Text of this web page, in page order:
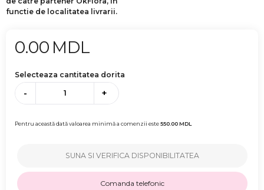
functie de localitatea livrarii.
0.00 MDL
Selecteaza cantitatea dorita
- +
Pentru această dată valoarea minimă a comenzii este550.00MDL
SUNA SI VERIFICA DISPONIBILITATEA
Comanda telefonic